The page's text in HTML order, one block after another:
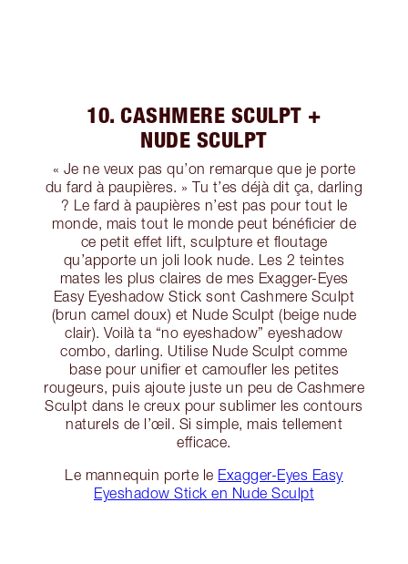
10. CASHMERE SCULPT +
NUDE SCULPT
« Je ne veux pas qu’on remarque que je porte
du fard à paupières. » Tu t’es déjà dit ça, darling
? Le fard à paupières n’est pas pour tout le
monde, mais tout le monde peut bénéficier de
ce petit effet lift, sculpture et floutage
qu’apporte un joli look nude. Les 2 teintes
mates les plus claires de mes Exagger-Eyes
Easy Eyeshadow Stick sont Cashmere Sculpt
(brun camel doux) et Nude Sculpt (beige nude
clair). Voilà ta “no eyeshadow” eyeshadow
combo, darling. Utilise Nude Sculpt comme
base pour unifier et camoufler les petites
rougeurs, puis ajoute juste un peu de Cashmere
Sculpt dans le creux pour sublimer les contours
naturels de l’œil. Si simple, mais tellement
efficace.
Le mannequin porte le Exagger-Eyes Easy
Eyeshadow Stick en Nude Sculpt